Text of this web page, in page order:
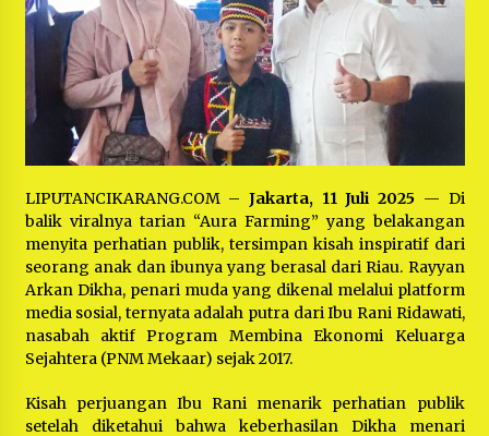
Support Camat Kedungwaringin Memberikan
Logistik Ke Posko Jurpala Kosmi
1 tahun ago
Ucapan Terimakasih Ketua Umum Jurpala
Indonesia dan KOSMI Indonesia Atas Respon
Cepat Polres Metro Bekasi dan Polsek Cikarang
Timur yang Tangkap Oknum Ormas Terkait
Pengusiran Pendirian Posko
1 tahun ago
Kodim 0509 Kabupaten Bekasi Terima 20
Perahu Bantuan Dari Panglima TNI
1 tahun ago
Jelang Ramadhan, Kecamatan Cikarang Pusat
Gelar STQ ke-VII
1 tahun ago
LIPUTANCIKARANG.COM – Jakarta, 11 Juli 2025 — Di
balik viralnya tarian “Aura Farming” yang belakangan
menyita perhatian publik, tersimpan kisah inspiratif dari
seorang anak dan ibunya yang berasal dari Riau. Rayyan
Arkan Dikha, penari muda yang dikenal melalui platform
media sosial, ternyata adalah putra dari Ibu Rani Ridawati,
nasabah aktif Program Membina Ekonomi Keluarga
Sejahtera (PNM Mekaar) sejak 2017.
Kisah perjuangan Ibu Rani menarik perhatian publik
setelah diketahui bahwa keberhasilan Dikha menari